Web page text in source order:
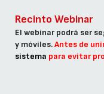
Recinto Webinar
El webinar podrá ser
y móviles.Antes de
sistema para evitar